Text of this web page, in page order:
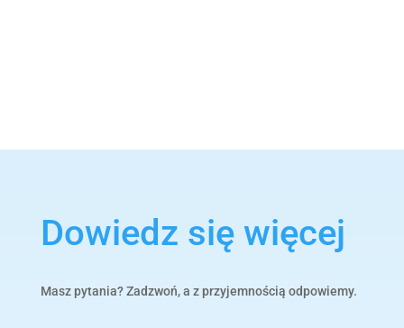
Dowiedz się więcej
Masz pytania? Zadzwoń, a z przyjemnością odpowiemy.